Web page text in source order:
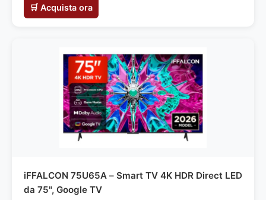
🛒 Acquista ora
iFFALCON 75U65A – Smart TV 4K HDR Direct LED
da 75", Google TV